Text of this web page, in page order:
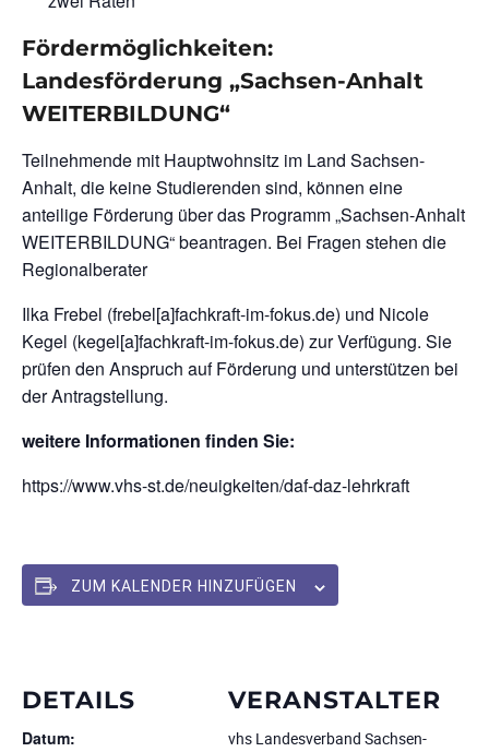
Fördermöglichkeiten:
Landesförderung „Sachsen-Anhalt
WEITERBILDUNG“
Teilnehmende mit Hauptwohnsitz im Land Sachsen-
Anhalt, die keine Studierenden sind, können eine
anteilige Förderung über das Programm „Sachsen-Anhalt
WEITERBILDUNG“ beantragen. Bei Fragen stehen die
Regionalberater
Ilka Frebel (frebel[a]fachkraft-im-fokus.de) und Nicole
Kegel (kegel[a]fachkraft-im-fokus.de) zur Verfügung. Sie
prüfen den Anspruch auf Förderung und unterstützen bei
der Antragstellung.
weitere Informationen finden Sie:
https://www.vhs-st.de/neuigkeiten/daf-daz-lehrkraft
ZUM KALENDER HINZUFÜGEN
DETAILS
Datum:
VERANSTALTER
vhs Landesverband Sachsen-